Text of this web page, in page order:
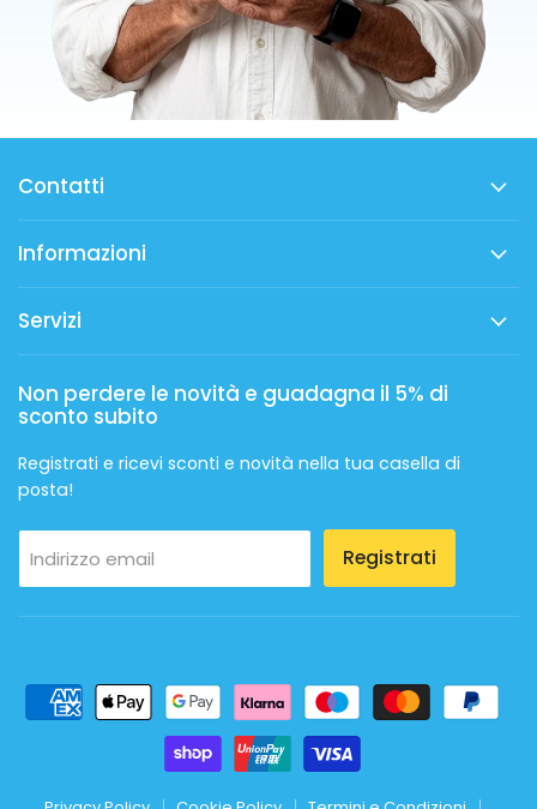
Contatti
Informazioni
Servizi
Non perdere le novità e guadagna il 5% di
sconto subito
Registrati e ricevi sconti e novità nella tua casella di
posta!
Indirizzo email Registrati